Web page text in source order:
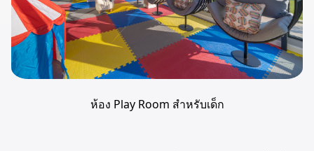
ห้อง Play Room สำหรับเด็ก